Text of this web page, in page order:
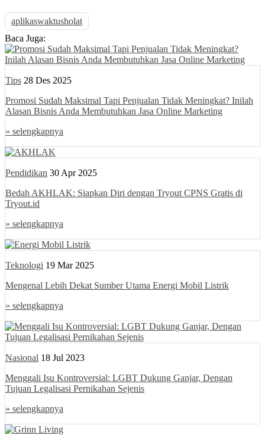
aplikaswaktusholat
Baca Juga:
Tips 28 Des 2025
Promosi Sudah Maksimal Tapi Penjualan Tidak Meningkat? Inilah
Alasan Bisnis Anda Membutuhkan Jasa Online Marketing
» selengkapnya
Pendidikan 30 Apr 2025
Bedah AKHLAK: Siapkan Diri dengan Tryout CPNS Gratis di
Tryout.id
» selengkapnya
Teknologi 19 Mar 2025
Mengenal Lebih Dekat Sumber Utama Energi Mobil Listrik
» selengkapnya
Nasional 18 Jul 2023
Menggali Isu Kontroversial: LGBT Dukung Ganjar, Dengan
Tujuan Legalisasi Pernikahan Sejenis
» selengkapnya